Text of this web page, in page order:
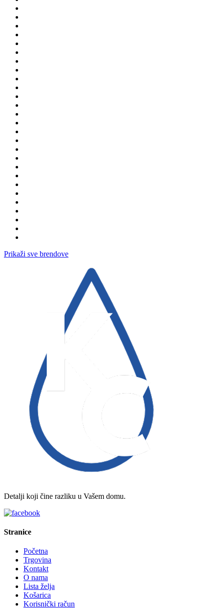
Prikaži sve brendove
Detalji koji čine razliku u Vašem domu.
Stranice
Početna
Trgovina
Kontakt
O nama
Lista želja
Košarica
Korisnički račun